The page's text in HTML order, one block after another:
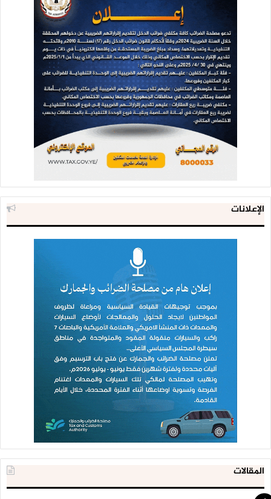
الإعلانات
المقالات